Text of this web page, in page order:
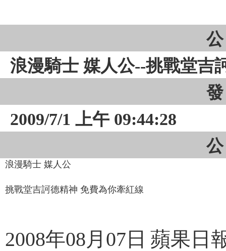
浪漫騎士 媒人公--挑戰堂吉
2009/7/1 上午 09:44:28
浪漫騎士 媒人公
挑戰堂吉訶德精神 免費為你牽紅線
2008年08月07日 蘋果日